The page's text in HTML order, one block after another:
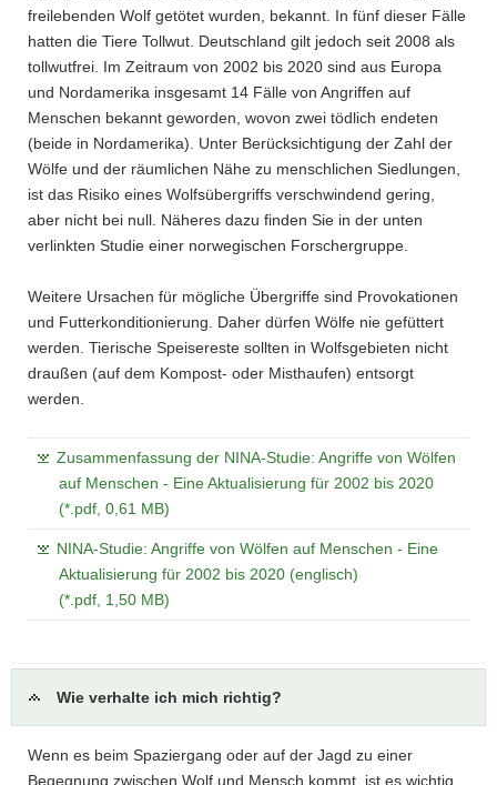
freilebenden Wolf getötet wurden, bekannt. In fünf dieser Fälle
hatten die Tiere Tollwut. Deutschland gilt jedoch seit 2008 als
tollwutfrei. Im Zeitraum von 2002 bis 2020 sind aus Europa
und Nordamerika insgesamt 14 Fälle von Angriffen auf
Menschen bekannt geworden, wovon zwei tödlich endeten
(beide in Nordamerika). Unter Berücksichtigung der Zahl der
Wölfe und der räumlichen Nähe zu menschlichen Siedlungen,
ist das Risiko eines Wolfsübergriffs verschwindend gering,
aber nicht bei null. Näheres dazu finden Sie in der unten
verlinkten Studie einer norwegischen Forschergruppe.
Weitere Ursachen für mögliche Übergriffe sind Provokationen
und Futterkonditionierung. Daher dürfen Wölfe nie gefüttert
werden. Tierische Speisereste sollten in Wolfsgebieten nicht
draußen (auf dem Kompost- oder Misthaufen) entsorgt
werden.
Zusammenfassung der NINA-Studie: Angriffe von Wölfen
auf Menschen - Eine Aktualisierung für 2002 bis 2020
(*.pdf, 0,61 MB)
NINA-Studie: Angriffe von Wölfen auf Menschen - Eine
Aktualisierung für 2002 bis 2020 (englisch)
(*.pdf, 1,50 MB)
Wie verhalte ich mich richtig?
Wenn es beim Spaziergang oder auf der Jagd zu einer
Begegnung zwischen Wolf und Mensch kommt, ist es wichtig,